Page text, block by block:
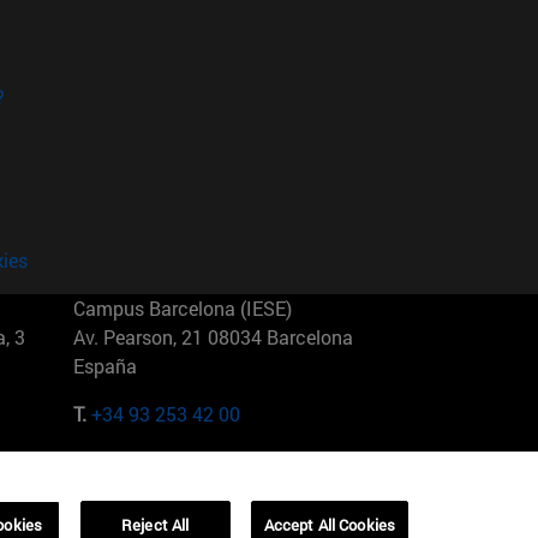
3
Campus Barcelona (IESE)
Av. Pearson, 21 08034 Barcelona
España
T.+34 93 253 42 00
01321001 Bela Vista Brasil
Reject All Accept All Cookies